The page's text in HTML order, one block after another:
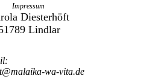
Impressum
Diesterhöft
Lindlar
wa-vita.de